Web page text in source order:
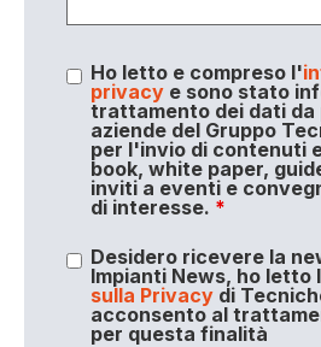
Ho letto e compreso l'
privacye sono stato
trattamento dei dati da
aziende del Gruppo
per l'invio di contenuti
book, white paper,
inviti a eventi e
di interesse. *
Desidero ricevere la
Impianti News, ho letto
sulla Privacydi
acconsento al
per questa finalità